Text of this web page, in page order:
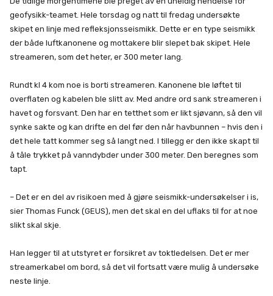
geofysikk-teamet. Hele torsdag og natt til fredag undersøkte
skipet en linje med refleksjonsseismikk. Dette er en type seismikk
der både luftkanonene og mottakere blir slepet bak skipet. Hele
streameren, som det heter, er 300 meter lang.
Rundt kl 4 kom noe is borti streameren. Kanonene ble løftet til
overflaten og kabelen ble slitt av. Med andre ord sank streameren i
havet og forsvant. Den har en tetthet som er likt sjøvann, så den vil
synke sakte og kan drifte en del før den når havbunnen – hvis den i
det hele tatt kommer seg så langt ned. I tillegg er den ikke skapt til
å tåle trykket på vanndybder under 300 meter. Den beregnes som
tapt.
– Det er en del av risikoen med å gjøre seismikk-undersøkelser i is,
sier Thomas Funck (GEUS), men det skal en del uflaks til for at noe
slikt skal skje.
Han legger til at utstyret er forsikret av toktledelsen. Det er mer
streamerkabel om bord, så det vil fortsatt være mulig å undersøke
neste linje.